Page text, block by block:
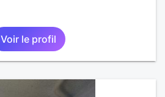
Voir le profil